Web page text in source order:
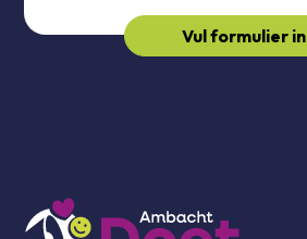
Vul formulier in